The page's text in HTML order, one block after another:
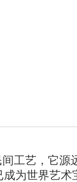
工艺，它源
为世界艺术